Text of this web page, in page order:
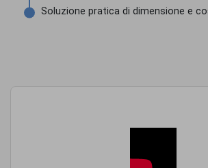
Soluzione pratica di dimensione e